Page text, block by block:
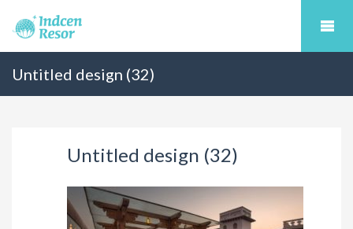
Untitled design (32)
Untitled design (32)